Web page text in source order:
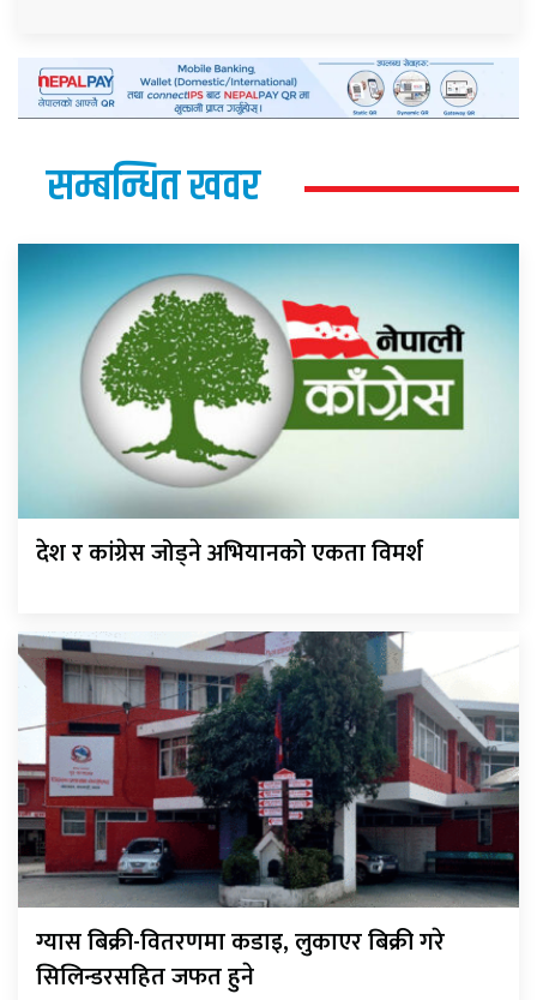
सम्बन्धित खवर
देश र कांग्रेस जोड्ने अभियानको एकता विमर्श
ग्यास बिक्री-वितरणमा कडाइ, लुकाएर बिक्री गरे
सिलिन्डरसहित जफत हुने